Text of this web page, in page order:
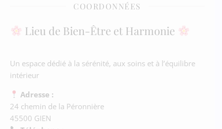
COORDONNÉES
Lieu de Bien-Être et Harmonie
Un espace dédié à la sérénité, aux soins et à l’équilibre
intérieur
Adresse :
24 chemin de la Péronnière
45500 GIEN